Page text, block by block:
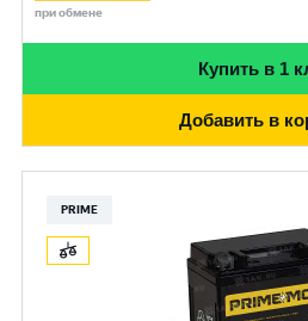
при обмене
Купить в 1
Добавить в
PRIME